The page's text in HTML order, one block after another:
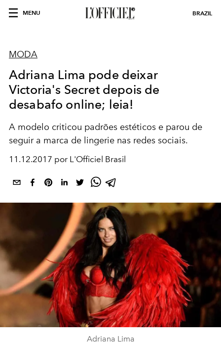
MENU BRAZIL
MODA
Adriana Lima pode deixar
Victoria's Secret depois de
desabafo online; leia!
A modelo criticou padrões estéticos e parou de
seguir a marca de lingerie nas redes sociais.
11.12.2017 por L'Officiel Brasil
Adriana Lima